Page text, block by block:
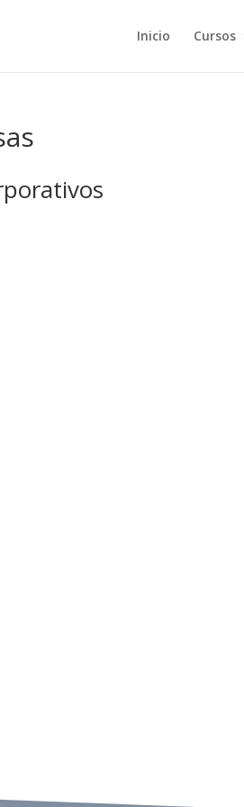
Inicio Cursos